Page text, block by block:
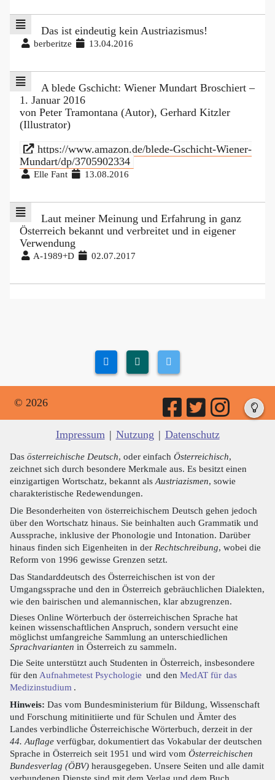
Das ist eindeutig kein Austriazismus!
berberitze 13.04.2016
A blede Gschicht: Wiener Mundart Broschiert –
1. Januar 2016
von Peter Tramontana (Autor), Gerhard Kitzler
(Illustrator)
https://www.amazon.de/blede-Gschicht-Wiener-
Mundart/dp/3705902334
Elle Fant 13.08.2016
Laut meiner Meinung und Erfahrung in ganz
Österreich bekannt und verbreitet und in eigener
Verwendung
A-1989+D 02.07.2017
© 2026
Impressum | Nutzung | Datenschutz
Das österreichische Deutsch, oder einfach Österreichisch,
zeichnet sich durch besondere Merkmale aus. Es besitzt einen
einzigartigen Wortschatz, bekannt als Austriazismen, sowie
charakteristische Redewendungen.
Die Besonderheiten von österreichischem Deutsch gehen jedoch
über den Wortschatz hinaus. Sie beinhalten auch Grammatik und
Aussprache, inklusive der Phonologie und Intonation. Darüber
hinaus finden sich Eigenheiten in der Rechtschreibung, wobei die
Reform von 1996 gewisse Grenzen setzt.
Das Standarddeutsch des Österreichischen ist von der
Umgangssprache und den in Österreich gebräuchlichen Dialekten,
wie den bairischen und alemannischen, klar abzugrenzen.
Dieses Online Wörterbuch der österreichischen Sprache hat
keinen wissenschaftlichen Anspruch, sondern versucht eine
möglichst umfangreiche Sammlung an unterschiedlichen
Sprachvarianten in Österreich zu sammeln.
Die Seite unterstützt auch Studenten in Österreich, insbesondere
für den Aufnahmetest Psychologie und den MedAT für das
Medizinstudium .
Hinweis: Das vom Bundesministerium für Bildung, Wissenschaft
und Forschung mitinitiierte und für Schulen und Ämter des
Landes verbindliche Österreichische Wörterbuch, derzeit in der
44. Auflage verfügbar, dokumentiert das Vokabular der deutschen
Sprache in Österreich seit 1951 und wird vom Österreichischen
Bundesverlag (ÖBV) herausgegeben. Unsere Seiten und alle damit
verbundenen Dienste sind mit dem Verlag und dem Buch